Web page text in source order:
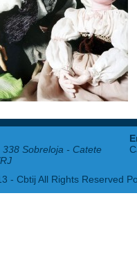
Sobreloja - Catete
- Cbtij All Rights Reserved